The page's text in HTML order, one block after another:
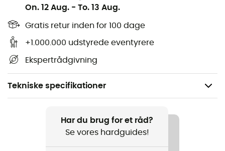
On. 12 Aug. - To. 13 Aug.
Gratis retur inden for 100 dage
+1.000.000 udstyrede eventyrere
Ekspertrådgivning
Tekniske specifikationer
Har du brug for et råd?
Se vores hardguides!